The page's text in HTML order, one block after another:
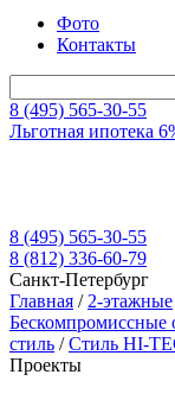
Фото
Контакты
8 (495) 565-30-55
Льготная ипотека
8 (495) 565-30-55
8 (812) 336-60-79
Санкт-Петербург
Главная / 2-этажные
Бескомпромиссные
стиль /Стиль HI-
Проекты